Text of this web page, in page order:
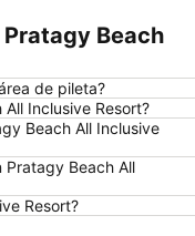
Beach
de pileta?
Inclusive Resort?
Beach All Inclusive
Pratagy Beach All
Resort?